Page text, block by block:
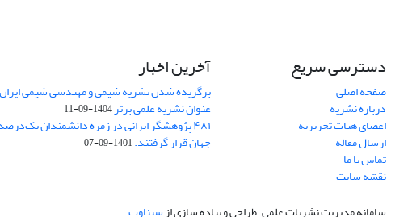
دسترسی سریع
صفحه اصلی
درباره نشریه
اعضای هیات تحریریه
ارسال مقاله
تماس با ما
نقشه سایت
آخرین اخبار
برگزیده شدن نشریه شیمی و مهندسی شیمی
عنوان نشریه علمی برتر1404-09-11
۴۸۱ پژوهشگر ایرانی در زمره دانشمندان
جهان قرار گرفتند.1401-09-07
سامانه مدیریت نشریات علمی.طراحی و پیاده سازی ازسیناوب